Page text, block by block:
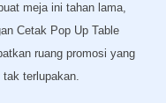
meja ini tahan lama,
Cetak Pop Up Table
ruang promosi yang
terlupakan.